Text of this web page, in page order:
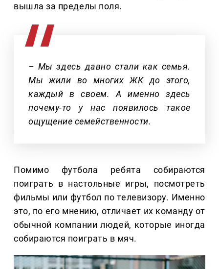
вышла за пределы поля.
– Мы здесь давно стали как семья.
Мы жили во многих ЖК до этого,
каждый в своем. А именно здесь
почему-то у нас появилось такое
ощущение семейственности.
Помимо футбола ребята собираются
поиграть в настольные игры, посмотреть
фильмы или футбол по телевизору. Именно
это, по его мнению, отличает их команду от
обычной компании людей, которые иногда
собираются поиграть в мяч.